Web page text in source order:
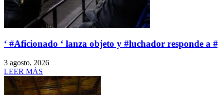
‘ #Aficionado ‘ lanza objeto y #luchador responde a
3 agosto, 2026
LEER MÁS